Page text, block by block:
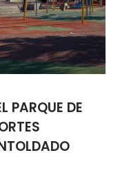
PARQUE DE